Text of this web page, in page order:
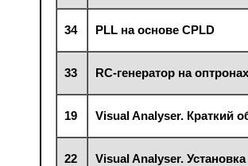
34 PLL на основе CPLD
33 RC-генератор на
19 Visual Analyser. Краткий
22 Visual Analyser.